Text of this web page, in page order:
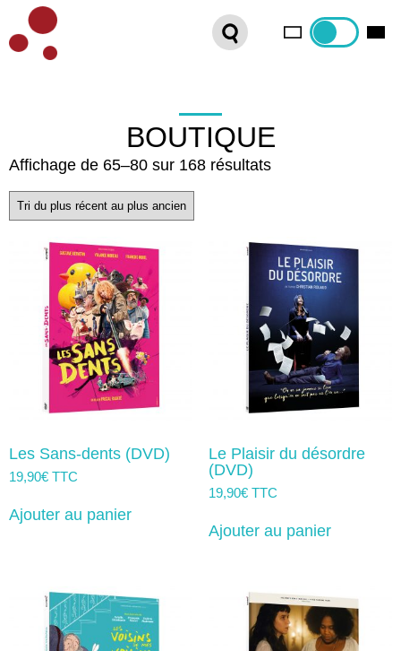
CONTACT
BOUTIQUE
Affichage de 65–80 sur 168 résultatsTrié
au
plus
ancien
Les Sans-dents (DVD)
19,90€ TTC
Ajouter au panier
Le Plaisir du désordre
(DVD)
19,90€ TTC
Ajouter au panier